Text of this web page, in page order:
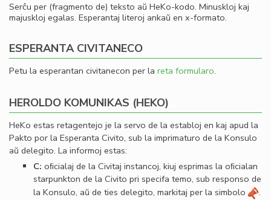
Serĉu per (fragmento de) teksto aŭ HeKo-kodo. Minuskloj kaj
majuskloj egalas. Esperantaj literoj ankaŭ en x-formato.
ESPERANTA CIVITANECO
Petu la esperantan civitanecon per la reta formularo.
HEROLDO KOMUNIKAS (HEKO)
HeKo estas retagentejo je la servo de la establoj en kaj apud la
Pakto por la Esperanta Civito, sub la imprimaturo de la Konsulo
aŭ delegito. La informoj estas:
C: oﬁcialaj de la Civitaj instancoj, kiuj esprimas la oﬁcialan
starpunkton de la Civito pri specifa temo, sub responso de
la Konsulo, aŭ de ties delegito, markitaj per la simbolo
.